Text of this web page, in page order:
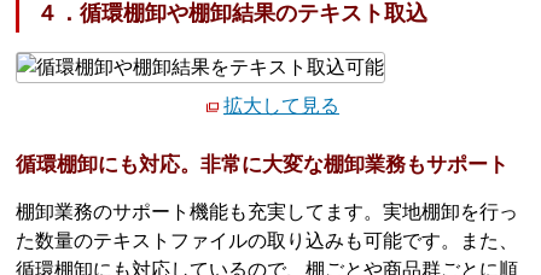
４．循環棚卸や棚卸結果のテキスト取込
拡大して見る
循環棚卸にも対応。非常に大変な棚卸業務もサポート
棚卸業務のサポート機能も充実してます。実地棚卸を行っ
た数量のテキストファイルの取り込みも可能です。また、
循環棚卸にも対応しているので、棚ごとや商品群ごとに順